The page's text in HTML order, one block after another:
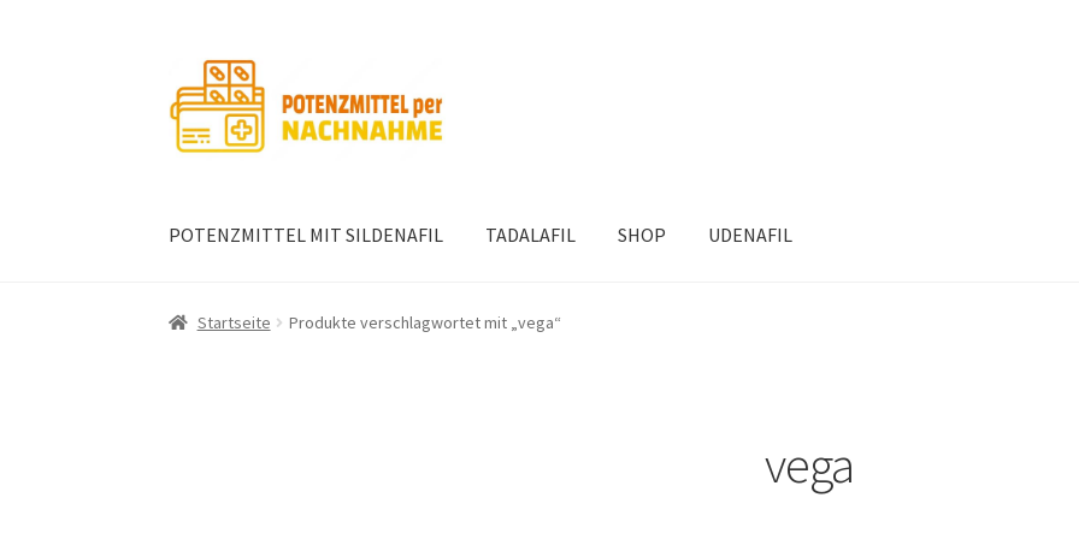
Navigation
springen
Zum
Inhalt
springen
POTENZMITTEL MIT SILDENAFIL TADALAFIL SHOP UDENAFIL
Startseite Produkte verschlagwortet mit „vega“
vega